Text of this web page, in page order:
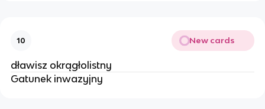
10 New cards
dławisz okrągłolistny
Gatunek inwazyjny